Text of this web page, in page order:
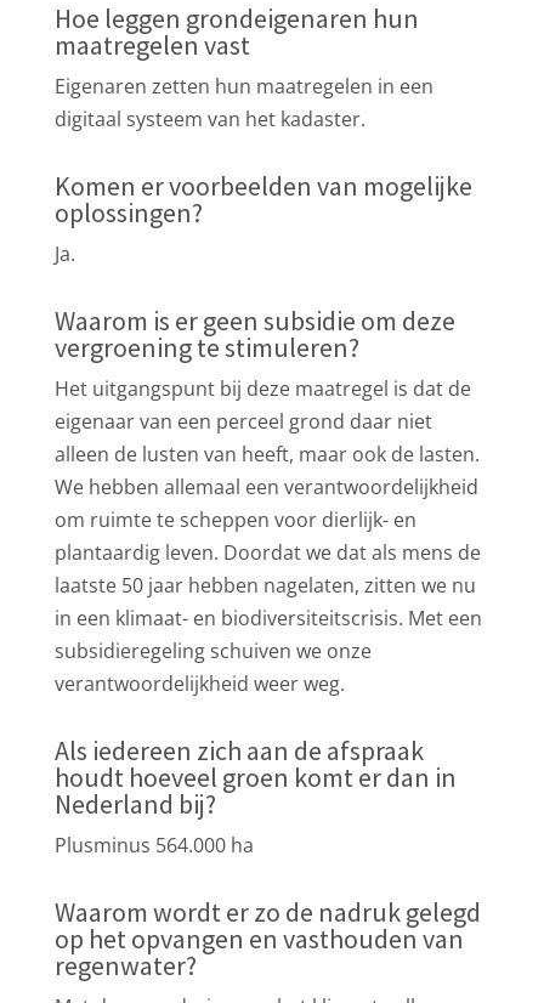
Hoe leggen grondeigenaren hun
maatregelen vast
Eigenaren zetten hun maatregelen in een
digitaal systeem van het kadaster.
Komen er voorbeelden van mogelijke
oplossingen?
Ja.
Waarom is er geen subsidie om deze
vergroening te stimuleren?
Het uitgangspunt bij deze maatregel is dat de
eigenaar van een perceel grond daar niet
alleen de lusten van heeft, maar ook de lasten.
We hebben allemaal een verantwoordelijkheid
om ruimte te scheppen voor dierlijk- en
plantaardig leven. Doordat we dat als mens de
laatste 50 jaar hebben nagelaten, zitten we nu
in een klimaat- en biodiversiteitscrisis. Met een
subsidieregeling schuiven we onze
verantwoordelijkheid weer weg.
Als iedereen zich aan de afspraak
houdt hoeveel groen komt er dan in
Nederland bij?
Plusminus 564.000 ha
Waarom wordt er zo de nadruk gelegd
op het opvangen en vasthouden van
regenwater?